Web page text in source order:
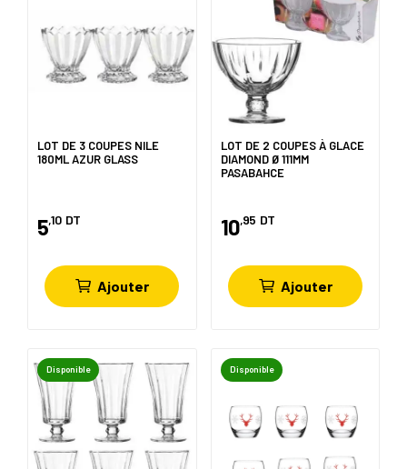
LOT DE 3 COUPES NILE
180ML AZUR GLASS
5,10 DT
Ajouter
LOT DE 2 COUPES À GLACE
DIAMOND Ø 111MM
PASABAHCE
10,95 DT
Ajouter
Disponible Disponible